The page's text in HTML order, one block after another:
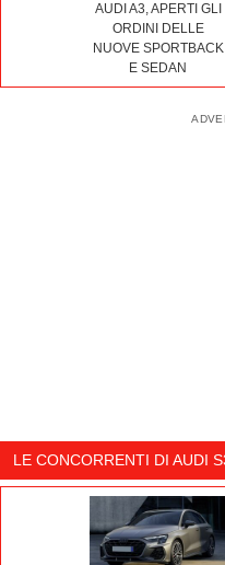
AUDI A3, APERTI GLI
ORDINI DELLE
NUOVE SPORTBACK
E SEDAN
LE CONCORRENTI DI AUDI